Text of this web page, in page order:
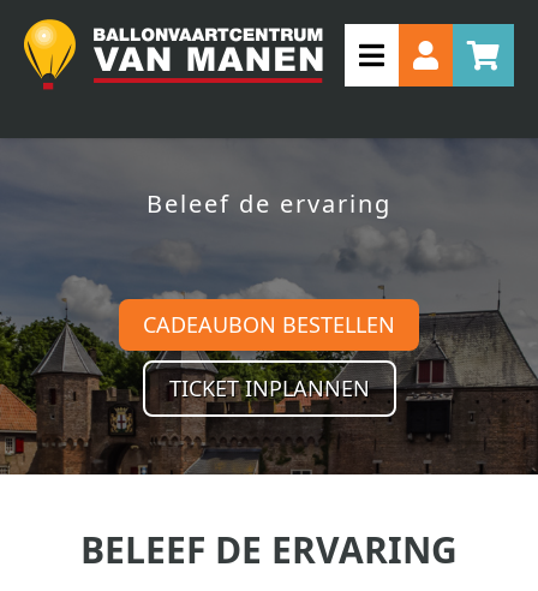
Beleef de ervaring
CADEAUBON BESTELLEN
TICKET INPLANNEN
BELEEF DE ERVARING